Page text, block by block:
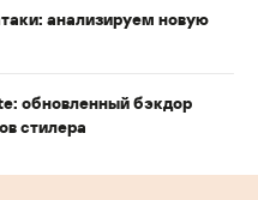
анализируем новую
обновленный бэкдор
стилера